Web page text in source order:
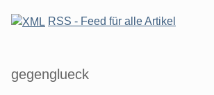
RSS - Feed für alle Artikel
gegenglueck